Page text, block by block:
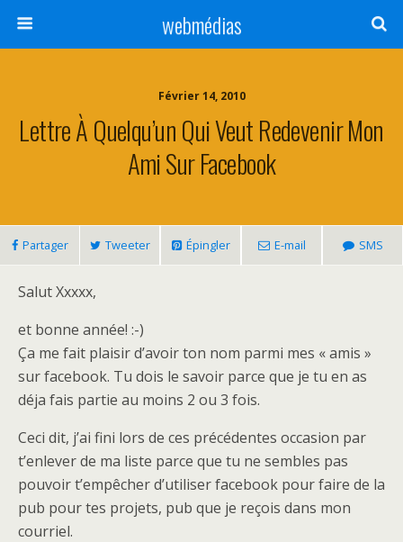
webmédias
Février 14, 2010
Lettre À Quelqu’un Qui Veut Redevenir Mon
Ami Sur Facebook
Partager Tweeter Épingler E-mail SMS
Salut Xxxxx,
et bonne année! :-)
Ça me fait plaisir d’avoir ton nom parmi mes « amis »
sur facebook. Tu dois le savoir parce que je tu en as
déja fais partie au moins 2 ou 3 fois.
Ceci dit, j’ai fini lors de ces précédentes occasion par
t’enlever de ma liste parce que tu ne sembles pas
pouvoir t’empêcher d’utiliser facebook pour faire de la
pub pour tes projets, pub que je reçois dans mon
courriel.